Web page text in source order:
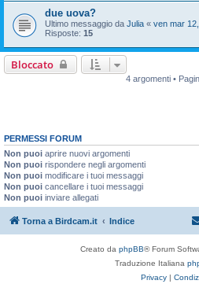
due uova?
Ultimo messaggio da Julia « ven mar
Risposte: 15
Bloccato
4 argomenti •
PERMESSI FORUM
Non puoi aprire nuovi argomenti
Non puoi rispondere negli argomenti
Non puoi modificare i tuoi messaggi
Non puoi cancellare i tuoi messaggi
Non puoi inviare allegati
Torna a Birdcam.it Indice
Creato da phpBB® Forum
Traduzione Italiana
Privacy |